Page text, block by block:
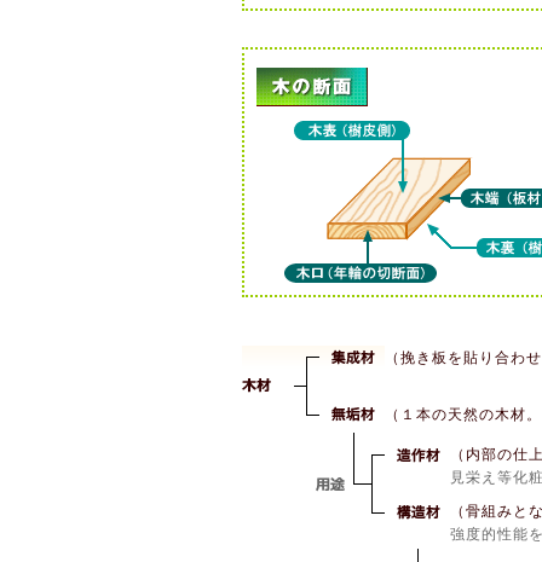
（挽き板を貼り合わ
（１本の天然の木材
（内部の仕
見栄え等化
（骨組みと
強度的性能